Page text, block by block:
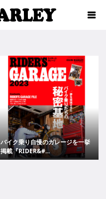
バイク乗り自慢のガレージを一挙
掲載『RIDER&#...